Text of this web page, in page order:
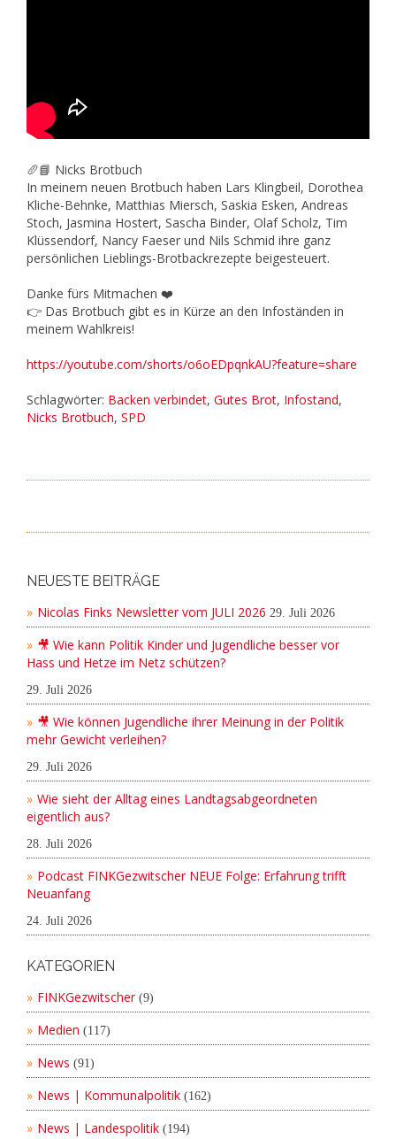
🥖📘 Nicks Brotbuch
In meinem neuen Brotbuch haben Lars Klingbeil, Dorothea
Kliche-Behnke, Matthias Miersch, Saskia Esken, Andreas
Stoch, Jasmina Hostert, Sascha Binder, Olaf Scholz, Tim
Klüssendorf, Nancy Faeser und Nils Schmid ihre ganz
persönlichen Lieblings-Brotbackrezepte beigesteuert.
Danke fürs Mitmachen ❤️
👉 Das Brotbuch gibt es in Kürze an den Infoständen in
meinem Wahlkreis!
https://youtube.com/shorts/o6oEDpqnkAU?feature=share
Schlagwörter: Backen verbindet, Gutes Brot, Infostand,
Nicks Brotbuch, SPD
NEUESTE BEITRÄGE
Nicolas Finks Newsletter vom JULI 2026 29. Juli 2026
🎥 Wie kann Politik Kinder und Jugendliche besser vor
Hass und Hetze im Netz schützen?
29. Juli 2026
🎥 Wie können Jugendliche ihrer Meinung in der Politik
mehr Gewicht verleihen?
29. Juli 2026
Wie sieht der Alltag eines Landtagsabgeordneten
eigentlich aus?
28. Juli 2026
Podcast FINKGezwitscher NEUE Folge: Erfahrung trifft
Neuanfang
24. Juli 2026
KATEGORIEN
FINKGezwitscher(9)
Medien (117)
News (91)
News | Kommunalpolitik (162)
News | Landespolitik (194)